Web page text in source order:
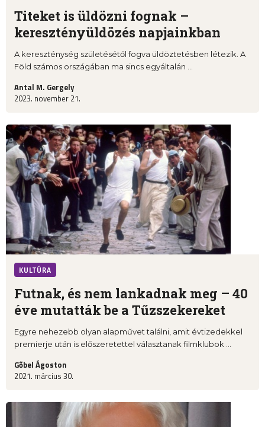
Titeket is üldözni fognak –
keresztényüldözés napjainkban
A kereszténység születésétől fogva üldöztetésben létezik. A
Föld számos országában ma sincs egyáltalán ...
Antal M. Gergely
2023. november 21.
KULTÚRA
Futnak, és nem lankadnak meg – 40
éve mutatták be a Tűzszekereket
Egyre nehezebb olyan alapművet találni, amit évtizedekkel
premierje után is előszeretettel választanak filmklubok ...
Gőbel Ágoston
2021. március 30.